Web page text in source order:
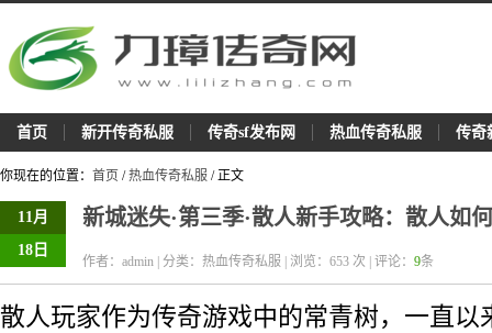
首页 新开传奇私服 传奇sf发布网 热血传奇私服 传奇
你现在的位置： 首页 /热血传奇私服 / 正文
11月
18日
新城迷失·第三季·散人新手攻略：散人如
作者：admin | 分类：热血传奇私服 | 浏览： 653 次 | 评论： 9条
散人玩家作为传奇游戏中的常青树，一直以